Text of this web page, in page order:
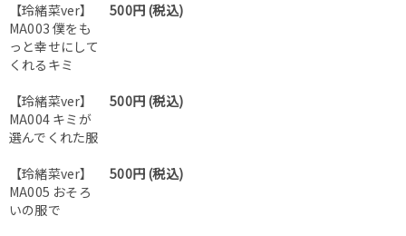
【玲緒菜ver】
MA003 僕をも
っと幸せにして
くれるキミ
500円 (税込)
【玲緒菜ver】
MA004 キミが
選んでくれた服
500円 (税込)
【玲緒菜ver】
MA005 おそろ
いの服で
500円 (税込)